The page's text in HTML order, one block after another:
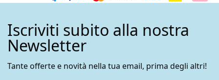
Iscriviti subito alla nostra
Newsletter
Tante offerte e novità nella tua email, prima degli altri!